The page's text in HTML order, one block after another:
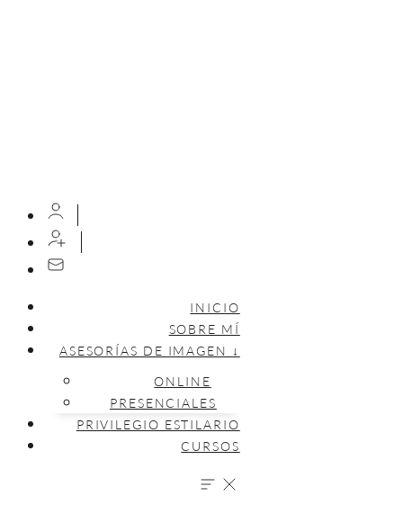
INICIO
SOBRE MÍ
ASESORÍAS DE IMAGEN ↓
ONLINE
PRESENCIALES
PRIVILEGIO ESTILARIO
CURSOS